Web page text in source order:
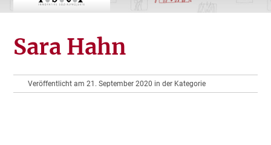
Sara Hahn
Veröffentlicht am 21. September 2020 in der Kategorie